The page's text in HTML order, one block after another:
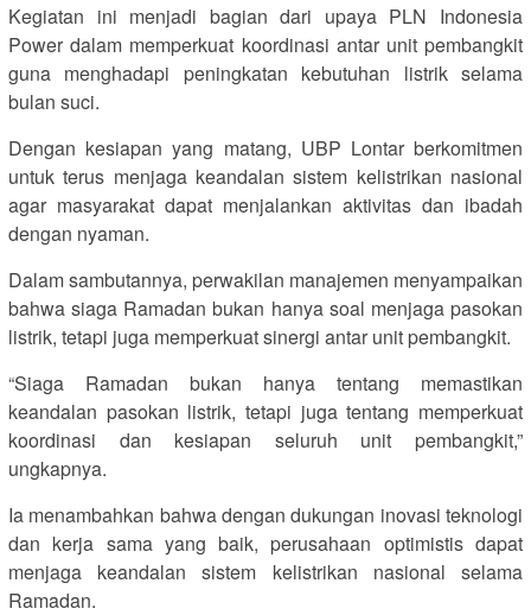
Kegiatan ini menjadi bagian dari upaya PLN Indonesia
Power dalam memperkuat koordinasi antar unit pembangkit
guna menghadapi peningkatan kebutuhan listrik selama
bulan suci.
Dengan kesiapan yang matang, UBP Lontar berkomitmen
untuk terus menjaga keandalan sistem kelistrikan nasional
agar masyarakat dapat menjalankan aktivitas dan ibadah
dengan nyaman.
Dalam sambutannya, perwakilan manajemen menyampaikan
bahwa siaga Ramadan bukan hanya soal menjaga pasokan
listrik, tetapi juga memperkuat sinergi antar unit pembangkit.
“Siaga Ramadan bukan hanya tentang memastikan
keandalan pasokan listrik, tetapi juga tentang memperkuat
koordinasi dan kesiapan seluruh unit pembangkit,”
ungkapnya.
Ia menambahkan bahwa dengan dukungan inovasi teknologi
dan kerja sama yang baik, perusahaan optimistis dapat
menjaga keandalan sistem kelistrikan nasional selama
Ramadan.